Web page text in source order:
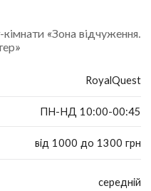
«Зона відчуження.
RoyalQuest
ПН-НД 10:00-00:45
від 1000 до 1300 грн
середній